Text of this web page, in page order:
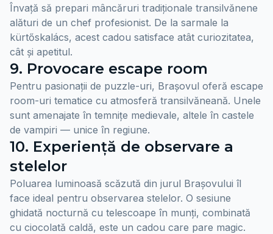
Învață să prepari mâncăruri tradiționale transilvănene
alături de un chef profesionist. De la sarmale la
kürtőskalács, acest cadou satisface atât curiozitatea,
cât și apetitul.
9. Provocare escape room
Pentru pasionații de puzzle-uri, Brașovul oferă escape
room-uri tematice cu atmosferă transilvăneană. Unele
sunt amenajate în temnițe medievale, altele în castele
de vampiri — unice în regiune.
10. Experiență de observare a
stelelor
Poluarea luminoasă scăzută din jurul Brașovului îl
face ideal pentru observarea stelelor. O sesiune
ghidată nocturnă cu telescoape în munți, combinată
cu ciocolată caldă, este un cadou care pare magic.